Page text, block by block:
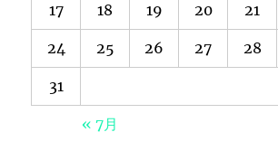
17 18 19 20 21
24 25 26 27 28
31
« 7月